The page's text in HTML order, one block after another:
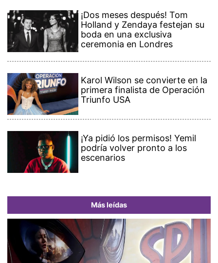
¡Dos meses después! Tom
Holland y Zendaya festejan su
boda en una exclusiva
ceremonia en Londres
Karol Wilson se convierte en la
primera finalista de Operación
Triunfo USA
¡Ya pidió los permisos! Yemil
podría volver pronto a los
escenarios
Más leídas